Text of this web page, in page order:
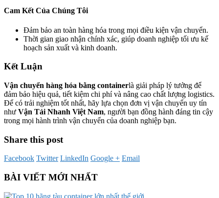
Cam Kết Của Chúng Tôi
Đảm bảo an toàn hàng hóa trong mọi điều kiện vận chuyển.
Thời gian giao nhận chính xác, giúp doanh nghiệp tối ưu kế
hoạch sản xuất và kinh doanh.
Kết Luận
Vận chuyển hàng hóa bằng containerlà giải pháp lý tưởng để
đảm bảo hiệu quả, tiết kiệm chi phí và nâng cao chất lượng logistics.
Để có trải nghiệm tốt nhất, hãy lựa chọn đơn vị vận chuyển uy tín
như Vận Tải Nhanh Việt Nam, người bạn đồng hành đáng tin cậy
trong mọi hành trình vận chuyển của doanh nghiệp bạn.
Share this post
Facebook Twitter LinkedIn Google + Email
BÀI VIẾT MỚI NHẤT